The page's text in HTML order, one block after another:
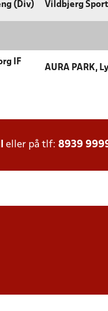
(Div) Vildbjerg
IF
AURA PARK,
eller på tlf: 8939